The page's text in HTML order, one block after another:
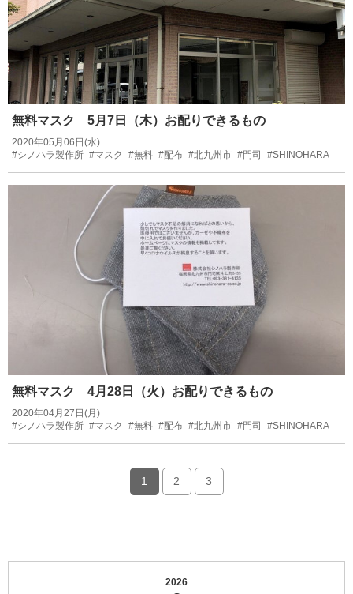
無料マスク 5月7日（木）お配りできるもの
2020年05月06日(水)
#シノハラ製作所 #マスク #無料 #配布 #北九州市 #門司 #SHINOHARA
無料マスク 4月28日（火）お配りできるもの
2020年04月27日(月)
#シノハラ製作所 #マスク #無料 #配布 #北九州市 #門司 #SHINOHARA
1 2 3
2026